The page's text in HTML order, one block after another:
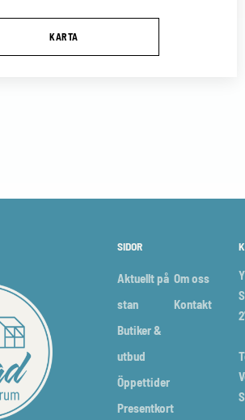
KARTA
SIDOR
Aktuellt på
stan
Butiker &
utbud
Öppettider
Presentkort
Om oss
Kontakt